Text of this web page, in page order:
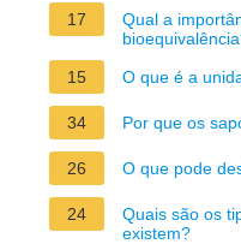
17
Qual a
15
O que é a
34 Por que os
26 O que pode
24
Quais são os
existem?